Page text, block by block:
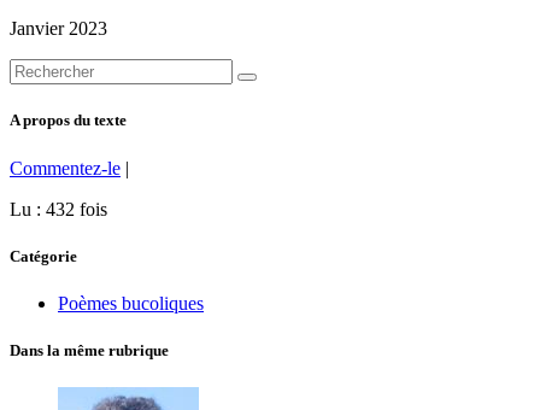
Janvier 2023
A propos du texte
Commentez-le |
Lu : 432 fois
Catégorie
Poèmes bucoliques
Dans la même rubrique